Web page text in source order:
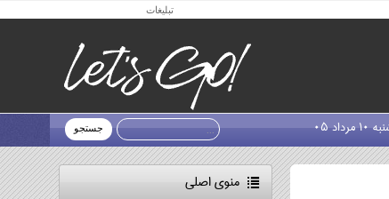
و جالب
پزشکی، آرایشی و بهداشتی، کامپیوتر و...)
مرداد ۰۵
منوي اصلي
تبلیغات